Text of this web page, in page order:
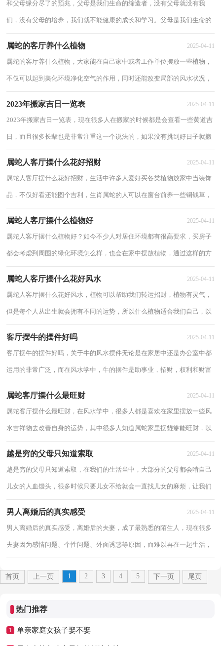
和父母缘分尽了的预兆，父母是我们生命的缔造者，没有父母就没有我
们，没有父母的培养，我们就不能健康的成长和学习。父母是我们生命的
属蛇的客厅养什么植物 2025-04-11
属蛇的客厅养什么植物，大家能在自己家中或者工作单位摆放一些植物，
不仅可以起到美化环境净化空气的作用，同时还能改变局部的风水状况，
2023年搬家吉日一览表 2025-04-11
2023年搬家吉日一览表，现在很多人在搬家的时候都是会查看一些黄道吉
日，而且很多长辈也是非常注重这一个说法的，如果没有挑到好日子就搬
属蛇人客厅摆什么花好招财 2025-04-11
属蛇人客厅摆什么花好招财，生活中许多人爱好买各类植物放家中当装饰
品，不仅好看还能图个吉利，生肖属蛇的人可以在窗台前养一些铜钱草，
属蛇人客厅摆什么植物好 2025-04-11
属蛇人客厅摆什么植物好？如今不少人对居住环境都有很高要求，买房子
都会考虑到周围的绿化环境怎么样，也会在家中摆放植物，通过这样的方
属蛇人客厅摆什么花好风水 2025-04-11
属蛇人客厅摆什么花好风水，植物可以帮助我们转运招财，植物有灵气，
但是每个人从出生就会拥有不同的运势，所以什么植物适合我们自己，以
客厅摆牛的摆件好吗 2025-04-11
客厅摆牛的摆件好吗，关于牛的风水摆件无论是在家居中还是办公室中都
运用的非常广泛，而在风水学中，牛的摆件是助事业，招财，权利和财富
属蛇客厅摆什么最旺财 2025-04-11
属蛇客厅摆什么最旺财，在风水学中，很多人都是喜欢在家里摆放一些风
水吉祥物去改善自身的运势，其中很多人知道属蛇家里摆貔貅能旺财，以
越是穷的父母只知道索取 2025-04-11
越是穷的父母只知道索取，在我们的生活当中，大部分的父母都会啃自己
儿女的人血馒头，很多时候只要儿女不给就会一直找儿女的麻烦，让我们
男人离婚后的真实感受 2025-04-11
男人离婚后的真实感受，离婚后的夫妻，成了最熟悉的陌生人，现在很多
夫妻因为感情问题、个性问题、外面诱惑等原因，而难以再在一起生活，
首页 上一页 1 2 3 4 5 下一页 尾页
热门推荐
1 单亲家庭女孩子娶不娶